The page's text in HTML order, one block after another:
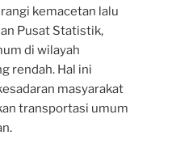
kemacetan lalu
Pusat Statistik,
di wilayah
rendah. Hal ini
masyarakat
transportasi umum